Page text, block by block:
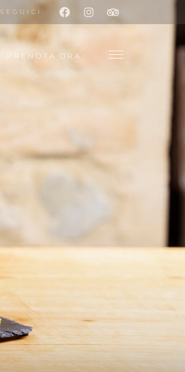
SEGUICI
PRENOTA ORA